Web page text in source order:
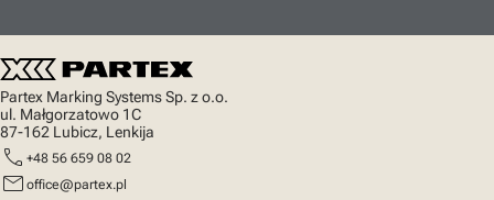
Partex Marking Systems Sp. z o.o.
ul. Małgorzatowo 1C
87-162 Lubicz, Lenkija
call +48 56 659 08 02
mail office@partex.pl